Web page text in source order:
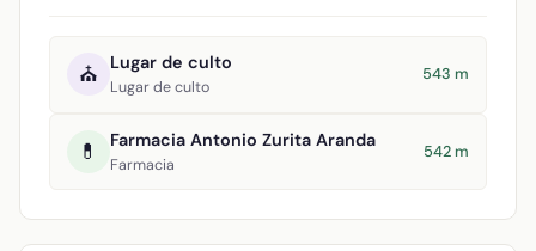
⛪ Lugar de culto
Lugar de culto
543 m
💊 Farmacia Antonio Zurita Aranda
Farmacia
542 m